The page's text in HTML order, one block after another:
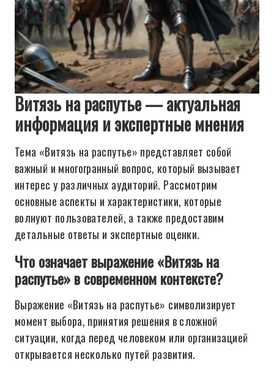
Витязь на распутье — актуальная
информация и экспертные мнения
Тема «Витязь на распутье» представляет собой
важный и многогранный вопрос, который вызывает
интерес у различных аудиторий. Рассмотрим
основные аспекты и характеристики, которые
волнуют пользователей, а также предоставим
детальные ответы и экспертные оценки.
Что означает выражение «Витязь на
распутье» в современном контексте?
Выражение «Витязь на распутье» символизирует
момент выбора, принятия решения в сложной
ситуации, когда перед человеком или организацией
открывается несколько путей развития.